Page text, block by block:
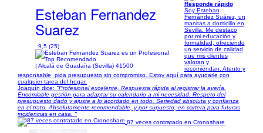
Esteban Fernandez
Suarez
9,5 (25)
| Alcalá de Guadaíra (Sevilla) 41500
Responde rápido
Soy Esteban
Fernández Suárez, un
manitas a domicilio en
Sevilla. Me destaco
por mi educación y
formalidad, ofreciendo
un servicio de calidad
que mis clientes
valoran y
recomiendan. Atento y
responsable, pida presupuesto sin compromiso. Estoy aquí para ayudarle con
cualquier tarea del hogar.
Joaquín dice: "Profesional excelente. Respuesta rápida al registrar la avería.
Encomiable gestión para adaptar su calendario a mi necesidad. Respeto del
presupuesto dado y ajuste a lo acordado en todo. Seriedad absoluta y confianza
en el trato. Absolutamente recomendable, y por supuesto, en cartera para futuras
incidencias en casa. "
87 veces contratado en Cronoshare